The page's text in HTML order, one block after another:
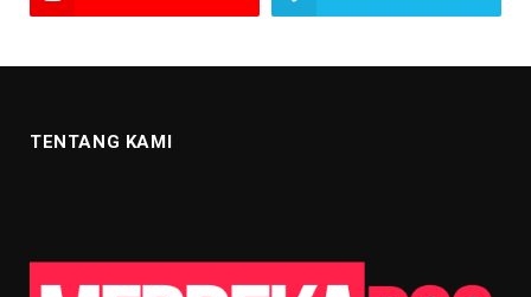
TENTANG KAMI